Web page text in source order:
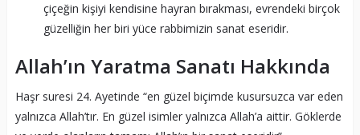
çiçeğin kişiyi kendisine hayran bırakması, evrendeki birçok
güzelliğin her biri yüce rabbimizin sanat eseridir.
Allah’ın Yaratma Sanatı Hakkında
Haşr suresi 24. Ayetinde “en güzel biçimde kusursuzca var eden
yalnızca Allah’tır. En güzel isimler yalnızca Allah’a aittir. Göklerde